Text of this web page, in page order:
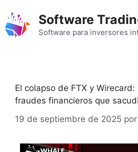
contenido
Software
Software para inversores
El colapso de FTX y
fraudes financieros que
19 de septiembre de 2025 por